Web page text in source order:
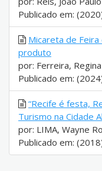
Publicado em:
Micareta de Feira
produto
por: Ferreira,
Publicado em:
“Recife é festa,
Turismo na Cidade
por: LIMA, Wayne
Publicado em: